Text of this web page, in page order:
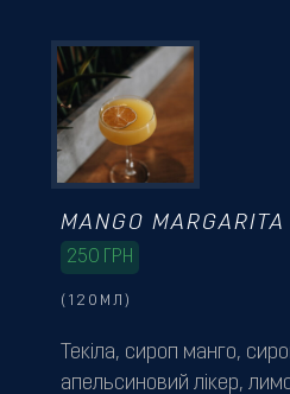
Текіла, сироп манго,
апельсиновий лікер,
(120МЛ)
MANGO MARGARITA
250 ГРН